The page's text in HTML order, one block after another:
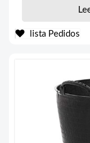
lista Pedidos